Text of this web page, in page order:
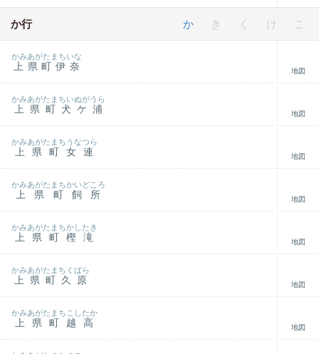
か行 か き く け こ
上県町伊奈
かみあがたまちいな
地図
上県町犬ケ浦
かみあがたまちいぬがうら
地図
上県町女連
かみあがたまちうなつら
地図
上県町飼所
かみあがたまちかいどころ
地図
上県町樫滝
かみあがたまちかしたき
地図
上県町久原
かみあがたまちくばら
地図
上県町越高
かみあがたまちこしたか
地図